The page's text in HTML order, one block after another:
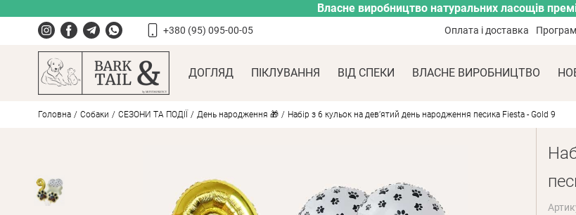
Власне виробництво натуральних ласощів
+380 (95) 095-00-05 Оплата і доставка
ДОГЛЯД ПІКЛУВАННЯ ВІД СПЕКИ ВЛАСНЕ ВИРОБНИЦТВО
Головна Собаки СЕЗОНИ ТА ПОДІЇ День народження 🎁 Набір з 6 кульок на девʼятий день народження песика Fiesta - Gold 9